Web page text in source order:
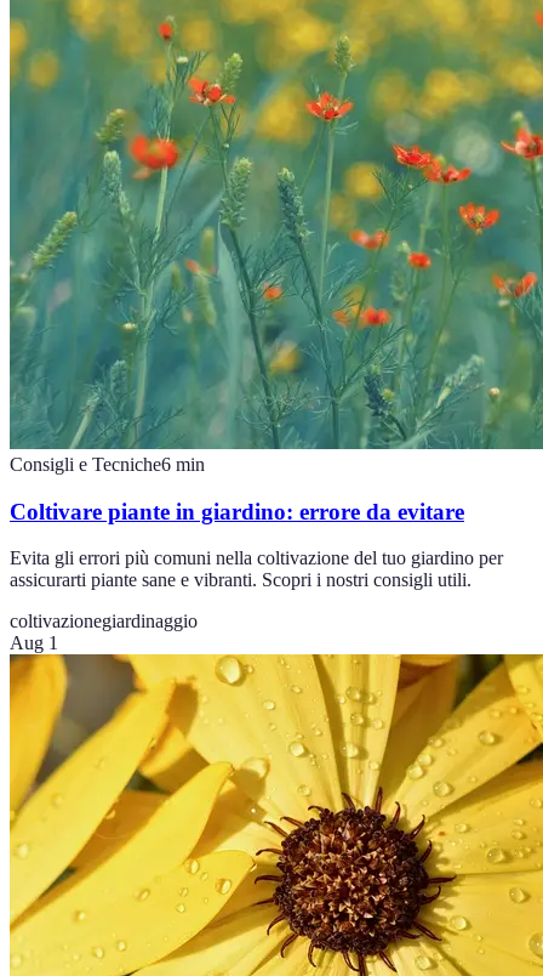
Consigli e Tecniche6 min
Coltivare piante in giardino: errore da evitare
Evita gli errori più comuni nella coltivazione del tuo giardino per
assicurarti piante sane e vibranti. Scopri i nostri consigli utili.
coltivazionegiardinaggio
Aug 1